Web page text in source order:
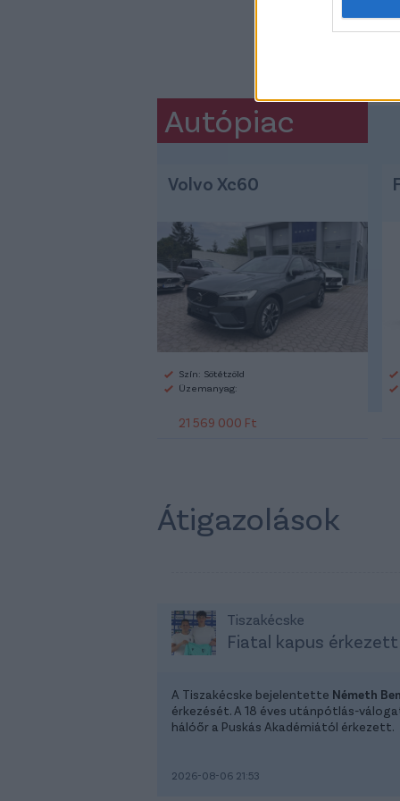
Autópiac
Volvo Xc60
Szín: Sötétzöld
Üzemanyag:
21 569 000 Ft
Átigazolások
Tiszakécske
Fiatal kapus érkezett
A Tiszakécske bejelentette Németh
érkezését. A 18 éves utánpótlás-
hálóőr a Puskás Akadémiától érkezett.
2026-08-06 21:53